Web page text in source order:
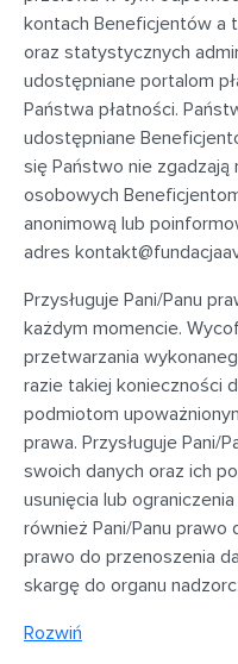
kontach Beneficjentów a
oraz statystycznych
udostępniane portalom
Państwa płatności.
udostępniane
się Państwo nie zgadzają
osobowych
anonimową lub
adres
Przysługuje Pani/Panu
każdym momencie.
przetwarzania
razie takiej konieczności
podmiotom
prawa. Przysługuje Pani/
swoich danych oraz ich
usunięcia lub
również Pani/Panu
prawo do przenoszenia
skargę do organu
Rozwiń